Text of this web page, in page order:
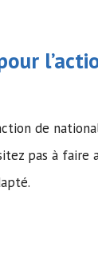
de
pas à faire